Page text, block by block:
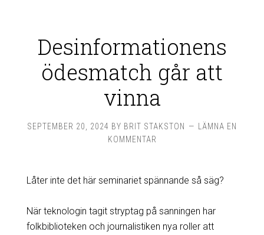
Desinformationens
ödesmatch går att
vinna
SEPTEMBER 20, 2024 BY BRIT STAKSTON
LÄMNA EN
KOMMENTAR
Låter inte det här seminariet spännande så säg?
När teknologin tagit stryptag på ­sanningen har
folkbiblioteken och journalistiken nya roller att